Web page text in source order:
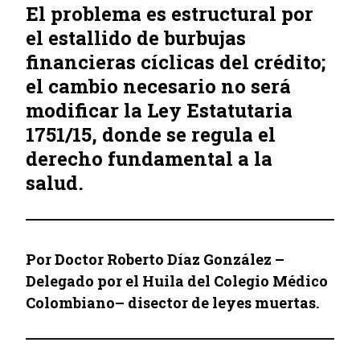
El problema es estructural por
el estallido de burbujas
financieras cíclicas del crédito;
el cambio necesario no será
modificar la Ley Estatutaria
1751/15, donde se regula el
derecho fundamental a la
salud.
Por Doctor Roberto Díaz González –
Delegado por el Huila del Colegio Médico
Colombiano– disector de leyes muertas.